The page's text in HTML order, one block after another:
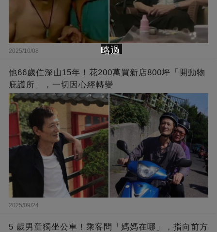
2025/10/08
他66歲住深山15年！花200萬買新店800坪「開動物
庇護所」，一切因心經轉變
2025/09/24
5 歲男童獨坐公車！乘客問「媽媽在哪」，指向前方
略過